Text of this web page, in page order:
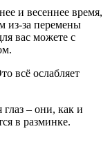
и весеннее время,
из-за перемены
вас можете с
всё ослабляет
– они, как и
в разминке.